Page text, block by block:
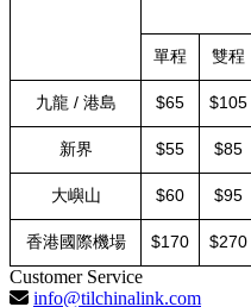
單程 雙程
九龍 / 港島 $65 $105
新界 $55 $85
大嶼山 $60 $95
香港國際機場 $170 $270
Customer Service
info@tilchinalink.com